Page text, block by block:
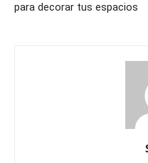
para decorar tus espacios